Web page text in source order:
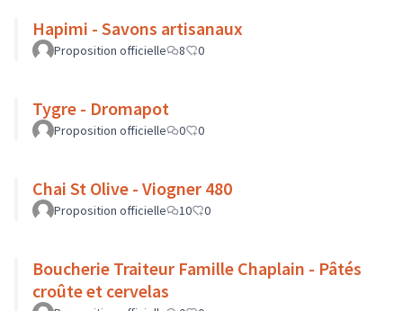
Hapimi - Savons artisanaux
Proposition officielle 8 0
Tygre - Dromapot
Proposition officielle 0 0
Chai St Olive - Viogner 480
Proposition officielle 10 0
Boucherie Traiteur Famille Chaplain - Pâtés
croûte et cervelas